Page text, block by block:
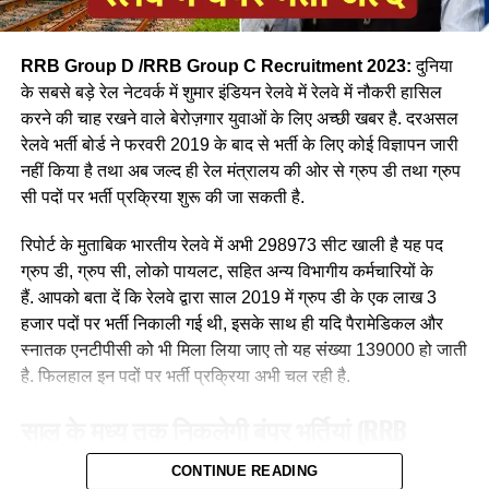
आपने अमूमन पुरुषों को ही रेल चलाते हुए देखा होगा लेकिन माथे पर लाल
बिंदी, भरी हुई मांग और हाथ में लाल चूड़ी पहने हुए महिला लोकों पायलेट
नीलम राथल रेल में सवार हजारों यात्रियों को सुरक्षित गंतव्य पहुंचाने की
रेलवे की सीनियर असिस्टेंट लोको पायलट नीलम बताती है कि जब वे
पेसीजर ट्रेन चलाती है तो कई लोग उन्हें देख कर हेरान रह जाते है कुछ
लड़कीया उन्हे देखकर काफी खुश भी होती है कि एक महिला ट्रेन चल रही
है।
RRB Group D /RRB Group C Recruitment 2023:दुनिया
के सबसे बड़े रेल नेटवर्क में शुमार इंडियन रेलवे में रेलवे में नौकरी हासिल
करने की चाह रखने वाले बेरोज़गार युवाओं के लिए अच्छी खबर है. दरअसल
रेलवे भर्ती बोर्ड ने फरवरी 2019 के बाद से भर्ती के लिए कोई विज्ञापन जारी
नहीं किया है तथा अब जल्द ही रेल मंत्रालय की ओर से ग्रुप डी तथा ग्रुप
सी पदों पर भर्ती प्रक्रिया शुरू की जा सकती है.
रिपोर्ट के मुताबिक भारतीय रेलवे में अभी 298973 सीट खाली है यह पद
ग्रुप डी, ग्रुप सी, लोको पायलट, सहित अन्य विभागीय कर्मचारियों के
हैं. आपको बता दें कि रेलवे द्वारा साल 2019 में ग्रुप डी के एक लाख 3
हजार पदों पर भर्ती निकाली गई थी, इसके साथ ही यदि पैरामेडिकल और
स्नातक एनटीपीसी को भी मिला लिया जाए तो यह संख्या 139000 हो जाती
है. फिलहाल इन पदों पर भर्ती प्रक्रिया अभी चल रही है.
Recruitment 2023)CONTINUE READING